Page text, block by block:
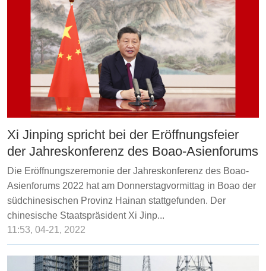
Xi Jinping spricht bei der Eröffnungsfeier
der Jahreskonferenz des Boao-Asienforums
Die Eröffnungszeremonie der Jahreskonferenz des Boao-
Asienforums 2022 hat am Donnerstagvormittag in Boao der
südchinesischen Provinz Hainan stattgefunden. Der
chinesische Staatspräsident Xi Jinp...
11:53, 04-21, 2022